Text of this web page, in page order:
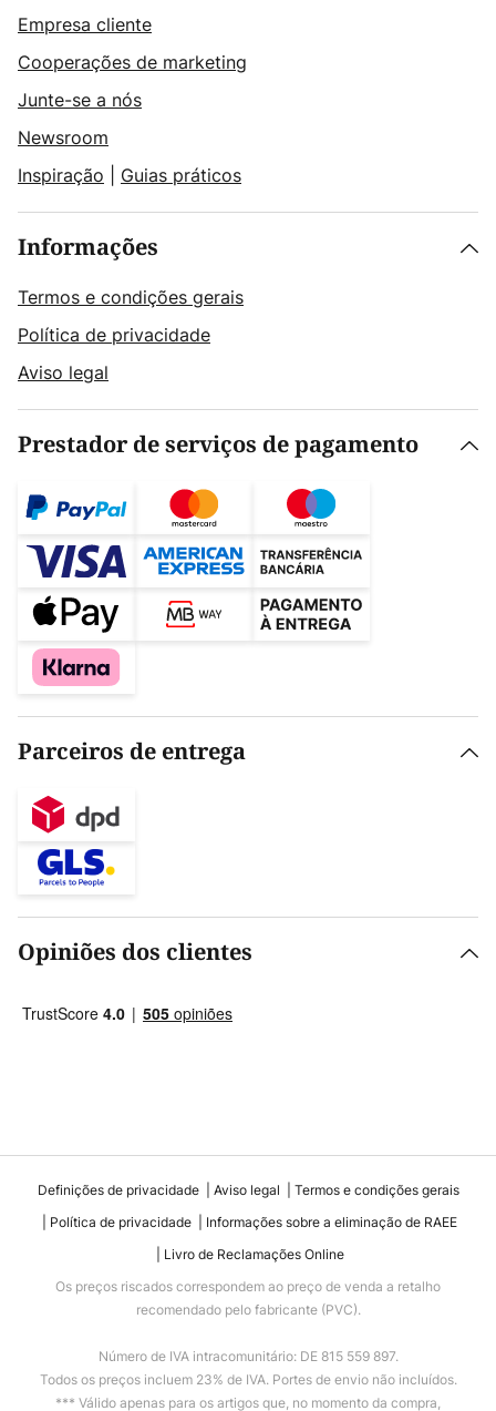
Empresa cliente
Cooperações de marketing
Junte-se a nós
Newsroom
Inspiração
Guias práticos
Informações
Termos e condições gerais
Política de privacidade
Aviso legal
Prestador de serviços de pagamento
Parceiros de entrega
Opiniões dos clientes
Definições de privacidade Aviso legal
Termos e condições gerais
Política de privacidade
Informações sobre a eliminação de RAEE
Livro de Reclamações Online
Os preços riscados correspondem ao preço de venda a retalho
recomendado pelo fabricante (PVC).
Número de IVA intracomunitário: DE 815 559 897.
Todos os preços incluem 23% de IVA. Portes de envio não incluídos.
*** Válido apenas para os artigos que, no momento da compra,